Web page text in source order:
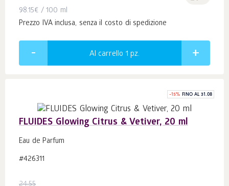
98.15€ / 100 ml
Prezzo IVA inclusa, senza il costo di spedizione
Al carrello 1 pz.
-15% FINO AL 31.08
FLUIDES Glowing Citrus & Vetiver, 20 ml
Eau de Parfum
#426311